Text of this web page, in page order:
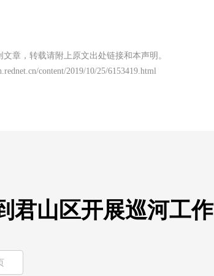
文章，转载请附上原文出处链接和本声明。
content/2019/10/25/6153419.html
君山区开展巡河工作